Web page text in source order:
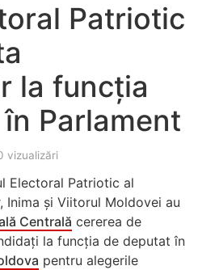
Patriotic
la funcția
Parlament
vizualizări
Electoral Patriotic al
Inima și Viitorul Moldovei au
Centrală cererea de
la funcția de deputat în
pentru alegerile